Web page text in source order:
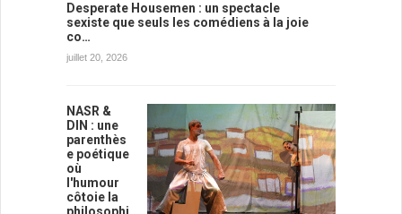
Desperate Housemen : un spectacle
sexiste que seuls les comédiens à la joie
co…
juillet 20, 2026
NASR &
DIN : une
parenthès
e poétique
où
l'humour
côtoie la